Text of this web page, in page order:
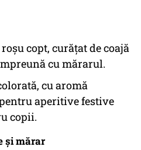
copt, curățat de coajă
cu mărarul.
cu aromă
aperitive festive
copii.
și mărar